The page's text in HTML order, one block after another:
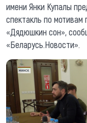
имени Янки Купалы
спектакль по
«Дядюшкин сон»,
«Беларусь.Новости».